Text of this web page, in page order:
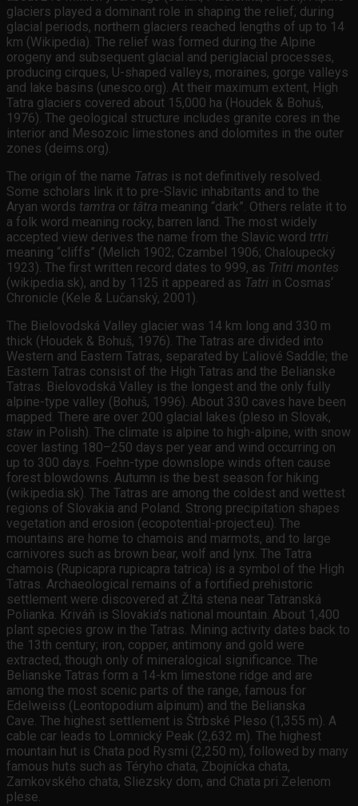
glaciers played a dominant role in shaping the relief; during
glacial periods, northern glaciers reached lengths of up to 14
km (Wikipedia). The relief was formed during the Alpine
orogeny and subsequent glacial and periglacial processes,
producing cirques, U-shaped valleys, moraines, gorge valleys
and lake basins (unesco.org). At their maximum extent, High
Tatra glaciers covered about 15,000 ha (Houdek & Bohuš,
1976). The geological structure includes granite cores in the
interior and Mesozoic limestones and dolomites in the outer
zones (deims.org).
The origin of the name Tatras is not definitively resolved.
Some scholars link it to pre-Slavic inhabitants and to the
Aryan words tamtra or tâtra meaning “dark”. Others relate it to
a folk word meaning rocky, barren land. The most widely
accepted view derives the name from the Slavic word trtri
meaning “cliffs” (Melich 1902; Czambel 1906; Chaloupecký
1923). The first written record dates to 999, as Tritri montes
(wikipedia.sk), and by 1125 it appeared as Tatri in Cosmas‘
Chronicle (Kele & Lučanský, 2001).
The Bielovodská Valley glacier was 14 km long and 330 m
thick (Houdek & Bohuš, 1976). The Tatras are divided into
Western and Eastern Tatras, separated by Ľaliové Saddle; the
Eastern Tatras consist of the High Tatras and the Belianske
Tatras. Bielovodská Valley is the longest and the only fully
alpine-type valley (Bohuš, 1996). About 330 caves have been
mapped. There are over 200 glacial lakes (pleso in Slovak,
staw in Polish). The climate is alpine to high-alpine, with snow
cover lasting 180–250 days per year and wind occurring on
up to 300 days. Foehn-type downslope winds often cause
forest blowdowns. Autumn is the best season for hiking
(wikipedia.sk). The Tatras are among the coldest and wettest
regions of Slovakia and Poland. Strong precipitation shapes
vegetation and erosion (ecopotential-project.eu). The
mountains are home to chamois and marmots, and to large
carnivores such as brown bear, wolf and lynx. The Tatra
chamois (Rupicapra rupicapra tatrica) is a symbol of the High
Tatras. Archaeological remains of a fortified prehistoric
settlement were discovered at Žltá stena near Tatranská
Polianka. Kriváň is Slovakia’s national mountain. About 1,400
plant species grow in the Tatras. Mining activity dates back to
the 13th century; iron, copper, antimony and gold were
extracted, though only of mineralogical significance. The
Belianske Tatras form a 14-km limestone ridge and are
among the most scenic parts of the range, famous for
Edelweiss (Leontopodium alpinum) and the Belianska
Cave. The highest settlement is Štrbské Pleso (1,355 m). A
cable car leads to Lomnický Peak (2,632 m). The highest
mountain hut is Chata pod Rysmi (2,250 m), followed by many
famous huts such as Téryho chata, Zbojnícka chata,
Zamkovského chata, Sliezsky dom, and Chata pri Zelenom
plese.